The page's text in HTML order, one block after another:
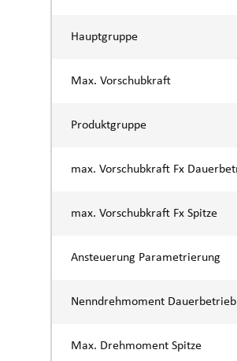
Hauptgruppe
Max. Vorschubkraft
Produktgruppe
max. Vorschubkraft Fx
max. Vorschubkraft Fx Spitze
Ansteuerung Parametrierung
Nenndrehmoment Dauerbetrieb
Max. Drehmoment Spitze